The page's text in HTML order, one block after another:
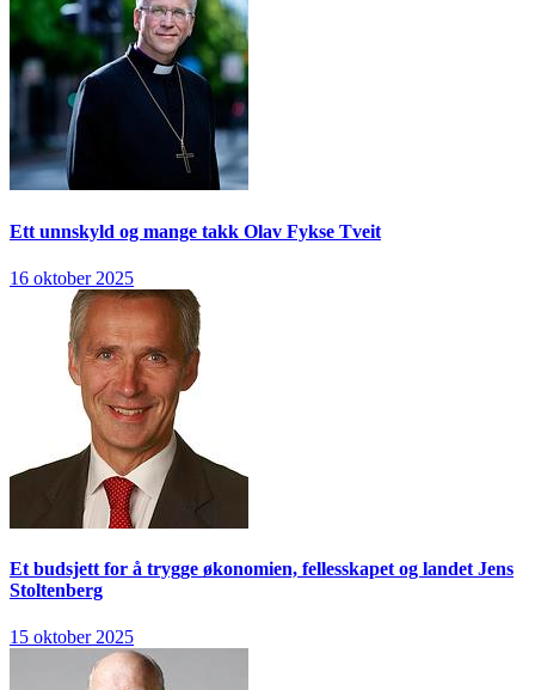
Ett unnskyld og mange takk Olav Fykse Tveit
16 oktober 2025
Et budsjett for å trygge økonomien, fellesskapet og landet Jens
Stoltenberg
15 oktober 2025